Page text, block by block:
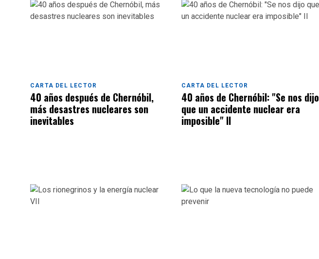
CARTA DEL LECTOR
40 años después de Chernóbil,
más desastres nucleares son
inevitables
CARTA DEL LECTOR
40 años de Chernóbil: "Se nos dijo
que un accidente nuclear era
imposible" II